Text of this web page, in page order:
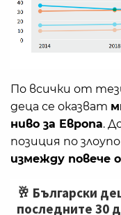
По всички от
деца се оказват
ниво за Европа.
позиция по
измежду повече